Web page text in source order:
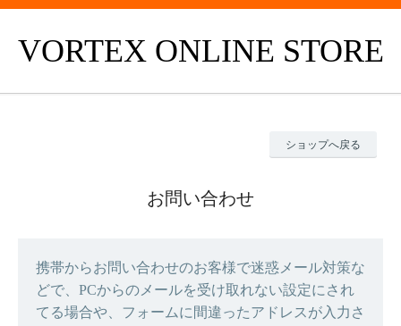
VORTEX ONLINE STORE
ショップへ戻る
お問い合わせ
携帯からお問い合わせのお客様で迷惑メール対策な
どで、PCからのメールを受け取れない設定にされ
てる場合や、フォームに間違ったアドレスが入力さ